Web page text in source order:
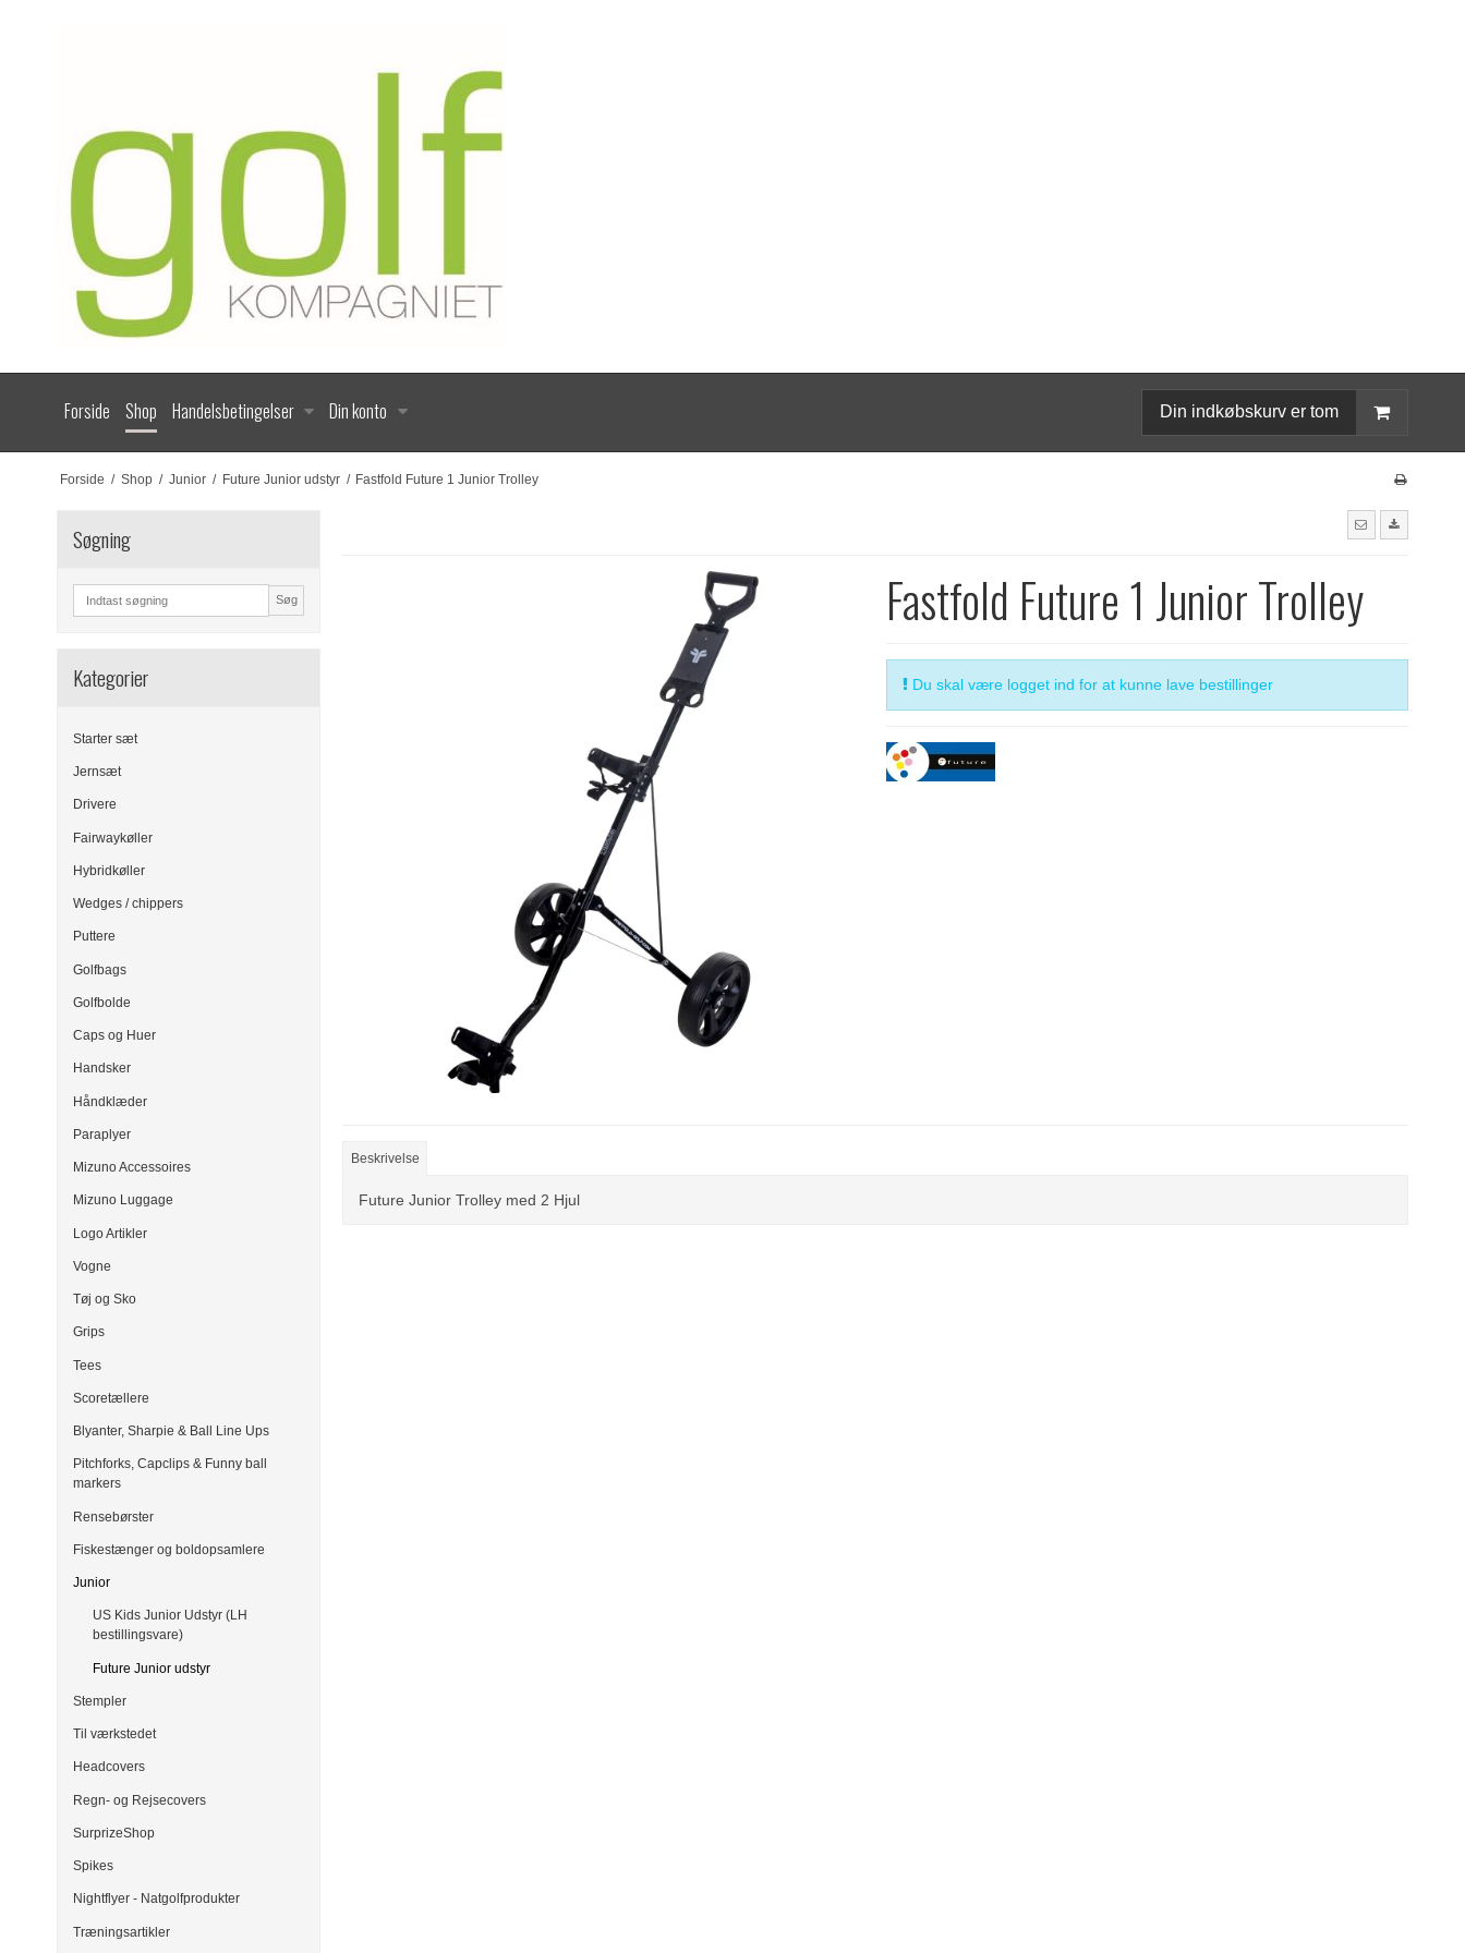
Forside Shop Handelsbetingelser Din konto Din indkøbskurv er tom
Forside / Shop / Junior / Future Junior udstyr / Fastfold Future 1 Junior Trolley
Søgning
Søg
Kategorier
Starter sæt
Jernsæt
Drivere
Fairwaykøller
Hybridkøller
Wedges / chippers
Puttere
Golfbags
Golfbolde
Caps og Huer
Handsker
Håndklæder
Paraplyer
Mizuno Accessoires
Mizuno Luggage
Logo Artikler
Vogne
Tøj og Sko
Grips
Tees
Scoretællere
Blyanter, Sharpie & Ball Line Ups
Pitchforks, Capclips & Funny ball
markers
Rensebørster
Fiskestænger og boldopsamlere
Junior
US Kids Junior Udstyr (LH
bestillingsvare)
Future Junior udstyr
Stempler
Til værkstedet
Headcovers
Regn- og Rejsecovers
SurprizeShop
Spikes
Nightflyer - Natgolfprodukter
Træningsartikler
Fastfold Future 1 Junior Trolley
Du skal være logget ind for at kunne lave bestillinger
Beskrivelse
Future Junior Trolley med 2 Hjul